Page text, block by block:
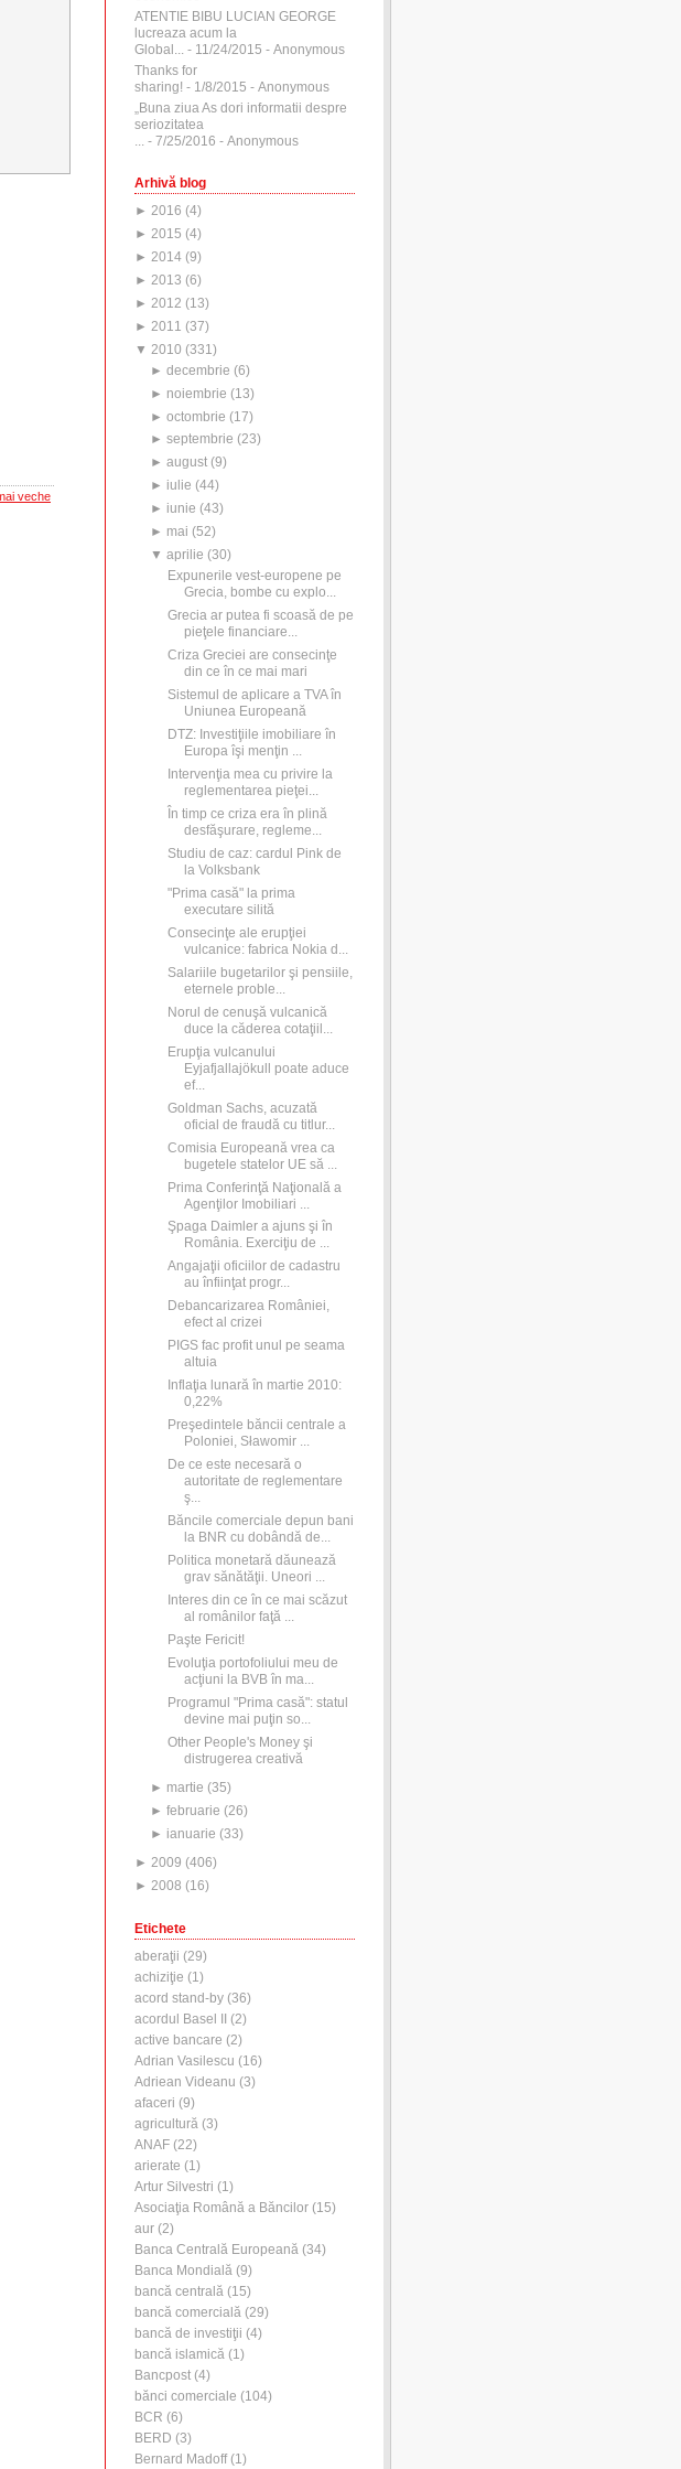
veche
ATENTIE BIBU LUCIAN GEORGE
lucreaza acum la
Global... - 11/24/2015 - Anonymous
Thanks for
sharing! - 1/8/2015 - Anonymous
„Buna ziua As dori informatii despre
seriozitatea
... - 7/25/2016 - Anonymous
Arhivă blog
► 2016 (4)
► 2015 (4)
► 2014 (9)
► 2013 (6)
► 2012 (13)
► 2011 (37)
▼ 2010 (331 )
►decembrie (6)
► noiembrie (13)
►octombrie (17)
►septembrie (23)
►august (9)
► iulie (44)
► iunie (43)
► mai (52)
▼aprilie (30)
Expunerile vest-europene pe
Grecia, bombe cu explo...
Grecia ar putea fi scoasă de pe
pieţele financiare...
Criza Greciei are consecinţe
din ce în ce mai mari
Sistemul de aplicare a TVA în
Uniunea Europeană
DTZ: Investiţiile imobiliare în
Europa îşi menţin ...
Intervenţia mea cu privire la
reglementarea pieţei...
În timp ce criza era în plină
desfăşurare, regleme...
Studiu de caz: cardul Pink de
la Volksbank
"Prima casă" la prima
executare silită
Consecinţe ale erupţiei
vulcanice: fabrica Nokia d...
Salariile bugetarilor şi pensiile,
eternele proble...
Norul de cenuşă vulcanică
duce la căderea cotaţiil...
Erupţia vulcanului
Eyjafjallajökull poate aduce
ef...
Goldman Sachs, acuzată
oficial de fraudă cu titlur...
Comisia Europeană vrea ca
bugetele statelor UE să ...
Prima Conferinţă Naţională a
Agenţilor Imobiliari ...
Şpaga Daimler a ajuns şi în
România. Exerciţiu de ...
Angajaţii oficiilor de cadastru
au înfiinţat progr...
Debancarizarea României,
efect al crizei
PIGS fac profit unul pe seama
altuia
Inflaţia lunară în martie 2010:
0,22%
Preşedintele băncii centrale a
Poloniei, Sławomir ...
De ce este necesară o
autoritate de reglementare
ş...
Băncile comerciale depun bani
la BNR cu dobândă de...
Politica monetară dăunează
grav sănătăţii. Uneori ...
Interes din ce în ce mai scăzut
al românilor faţă ...
Paşte Fericit!
Evoluţia portofoliului meu de
acţiuni la BVB în ma...
Programul "Prima casă": statul
devine mai puţin so...
Other People's Money şi
distrugerea creativă
► martie (35)
►februarie (26)
► ianuarie (33)
► 2009 (406)
► 2008 (16)
Etichete
aberaţii (29)
achiziţie (1)
acord stand-by (36)
acordul Basel II
(2)
active bancare (2)
Adrian Vasilescu (16)
Adriean Videanu (3)
afaceri (9)
agricultură (3)
ANAF (22)
arierate (1)
Artur Silvestri (1)
Asociaţia Română a Băncilor (15)
aur (2)
Banca Centrală Europeană (34)
Banca Mondială (9)
bancă centrală (15)
bancă comercială (29)
bancă de investiţii (4)
bancă islamică (1)
Bancpost (4)
bănci comerciale (104)
BCR (6)
BERD (3)
Bernard Madoff(1)